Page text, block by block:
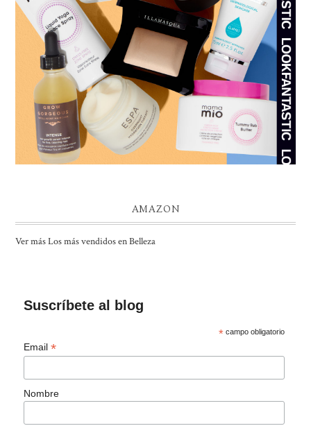
AMAZON
Ver más Los más vendidos en Belleza
Suscríbete al blog
* campo obligatorio
Email*
Nombre